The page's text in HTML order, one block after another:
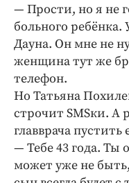
— Прости, но я не
больного
Дауна. Он мне не
женщина тут же
телефон.
Но Татьяна
строчит SMSки. А
главврача
— Тебе 43 года. Ты
может уже не